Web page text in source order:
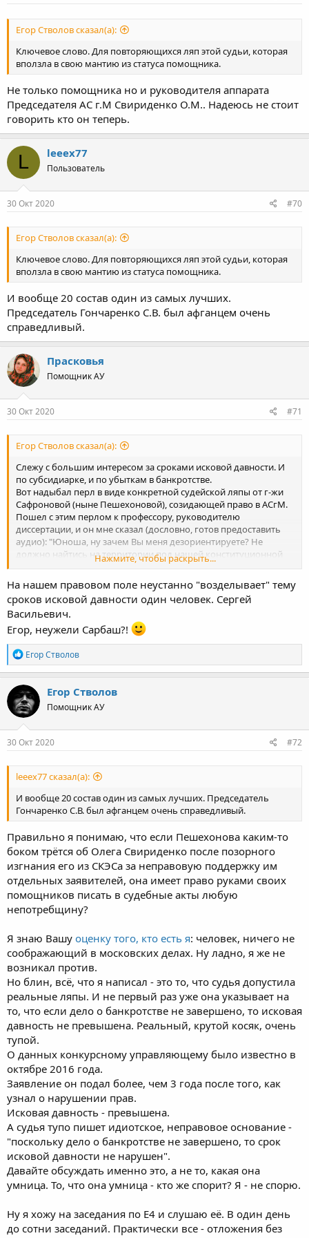
Колерова И.А. о пропуске срока исковой давности на
То есть"поскольку дело о банкротстве не завершено, срок
Вот и все, какое там 62-е постановление? СлаваКПСС
Арбитражному суду города Москвы!
Егор Стволов сказал(а):
Ключевое слово. Для повторяющихся ляп этой судьи, которая
вползла в свою мантию из статуса помощника.
Не только помощника но и руководителя аппарата
Председателя АС г.М Свириденко О.М.. Надеюсь не стоит
говорить кто он теперь.
L leeex77
Пользователь
30 Окт 2020 #70
Егор Стволов сказал(а):
Ключевое слово. Для повторяющихся ляп этой судьи, которая
вползла в свою мантию из статуса помощника.
И вообще 20 состав один из самых лучших.
Председатель Гончаренко С.В. был афганцем очень
справедливый.
Прасковья
Помощник АУ
30 Окт 2020 #71
Егор Стволов сказал(а):
Слежу с большим интересом за сроками исковой давности. И
по субсидиарке, и по убыткам в банкротстве.
Вот надыбал перл в виде конкретной судейской ляпы от г-жи
Сафроновой (ныне Пешехоновой), созидающей право в АСгМ.
Пошел с этим перлом к профессору, руководителю
диссертации, и он мне сказал (дословно, готов предоставить
аудио): "Юноша, ну зачем Вы меня дезориентируете? Не
должно найтись на территории под нашей конституционной
защитой такого судьи, который бы принял такое решение. Это
глупость и студенческий розыгрыш. Только судья без
образования такое могла бы написать, а у нас таких не
допускают даже в помощники. Давайте жить без ваших
дурацких розыгрышей".
Ага, Сергей Василич, розыгрыш это...
Нажмите, чтобы раскрыть...
На нашем правовом поле неустанно "возделывает" тему
сроков исковой давности один человек. Сергей
Васильевич.
Егор, неужели Сарбаш?!
Р
е
а
к
ц
и
и
:
Егор Стволов
Егор Стволов
Помощник АУ
30 Окт 2020 #72
leeex77 сказал(а):
И вообще 20 состав один из самых лучших. Председатель
Гончаренко С.В. был афганцем очень справедливый.
Правильно я понимаю, что если Пешехонова каким-то
боком трётся об Олега Свириденко после позорного
изгнания его из СКЭСа за неправовую поддержку им
отдельных заявителей, она имеет право руками своих
помощников писать в судебные акты любую
непотребщину?
Я знаю Вашу оценку того, кто есть я: человек, ничего не
соображающий в московских делах. Ну ладно, я же не
возникал против.
Но блин, всё, что я написал - это то, что судья допустила
реальные ляпы. И не первый раз уже она указывает на
то, что если дело о банкротстве не завершено, то исковая
давность не превышена. Реальный, крутой косяк, очень
тупой.
О данных конкурсному управляющему было известно в
октябре 2016 года.
Заявление он подал более, чем 3 года после того, как
узнал о нарушении прав.
Исковая давность - превышена.
А судья тупо пишет идиотское, неправовое основание -
"поскольку дело о банкротстве не завершено, то срок
исковой давности не нарушен".
Давайте обсуждать именно это, а не то, какая она
умница. То, что она умница - кто же спорит? Я - не спорю.
Ну я хожу на заседания по Е4 и слушаю её. В один день
до сотни заседаний. Практически все - отложения без